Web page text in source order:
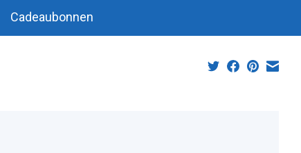
Cadeaubonnen